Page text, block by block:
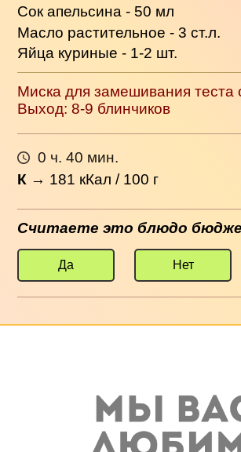
Сок апельсина - 50 мл
Масло растительное - 3 ст.л.
Яйца куриные - 1-2 шт.
Миска для замешивания теста
Выход: 8-9 блинчиков
0 ч. 40 мин.
К → 181 кКал / 100 г
Считаете это блюдо
Да Нет